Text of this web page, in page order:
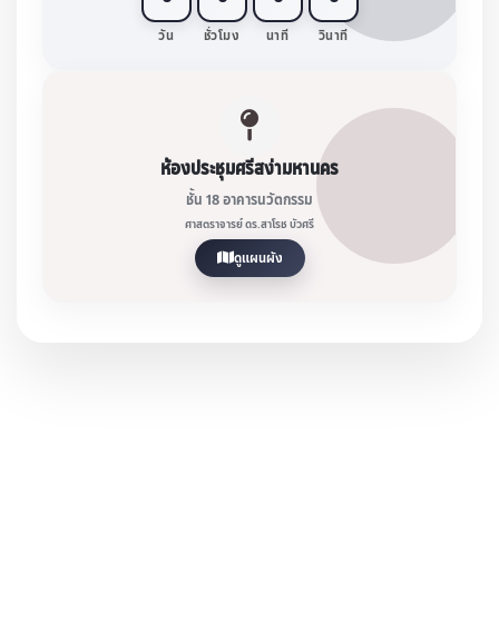
วัน ชั่วโมง นาที วินาที
ห้องประชุมศรีสง่ามหานคร
ชั้น 18 อาคารนวัตกรรม
ศาสตราจารย์ ดร.สาโรช บัวศรี
ดูแผนผัง